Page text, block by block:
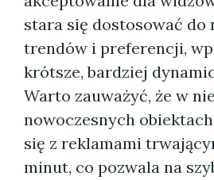
stara się dostosować do
trendów i preferencji,
krótsze, bardziej
Warto zauważyć, że w
nowoczesnych
się z reklamami
minut, co pozwala na